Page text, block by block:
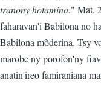
tranony hotamina." Mat.
faharavan'i Babilona no
Babilona mõderina. Tsy
marobe ny porofon'ny
anatin'ireo famiraniana